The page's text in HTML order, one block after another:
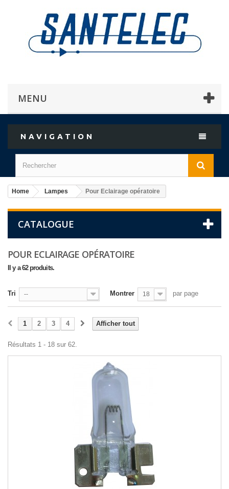
MENU
NAVIGATION
Home Lampes Pour Eclairage opératoire
CATALOGUE
POUR ECLAIRAGE OPÉRATOIRE
Il y a 62 produits.
Tri -- Montrer 18 par page
Afficher tout
1 2 3 4
Résultats 1 - 18 sur 62.